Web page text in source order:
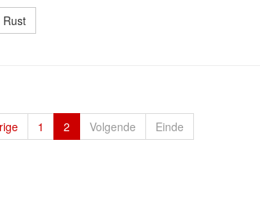
Rust
1 2 Volgende Einde